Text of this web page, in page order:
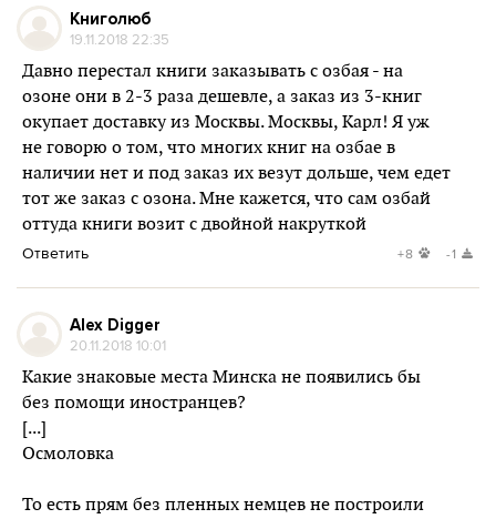
Книголюб
19.11.2018 22:35
Давно перестал книги заказывать с озбая - на
озоне они в 2-3 раза дешевле, а заказ из 3-книг
окупает доставку из Москвы. Москвы, Карл! Я уж
не говорю о том, что многих книг на озбае в
наличии нет и под заказ их везут дольше, чем едет
тот же заказ с озона. Мне кажется, что сам озбай
оттуда книги возит с двойной накруткой
Ответить +8 -1
Alex Digger
20.11.2018 10:01
Какие знаковые места Минска не появились бы
без помощи иностранцев?
[...]
Осмоловка
То есть прям без пленных немцев не построили